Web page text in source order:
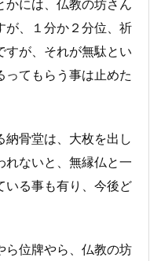
かには、仏教の坊さん
が、１分か２分位、祈
すが、それが無駄とい
ってもらう事は止めた
納骨堂は、大枚を出し
れないと、無縁仏と一
いる事も有り、今後ど
ら位牌やら、仏教の坊